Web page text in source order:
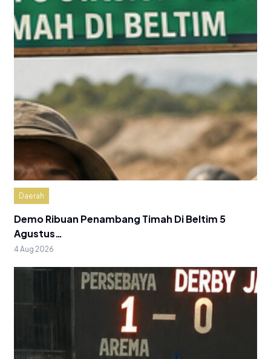
Daerah
Demo Ribuan Penambang Timah Di Beltim 5
Agustus…
4 Aug 2026